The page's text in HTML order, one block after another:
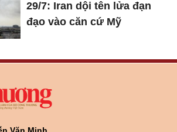
29/7: Iran dội tên lửa đạn
đạo vào căn cứ Mỹ